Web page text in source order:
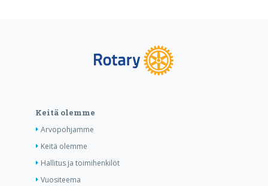
Keitä olemme
Arvopohjamme
Keitä olemme
Hallitus ja toimihenkilöt
Vuositeema